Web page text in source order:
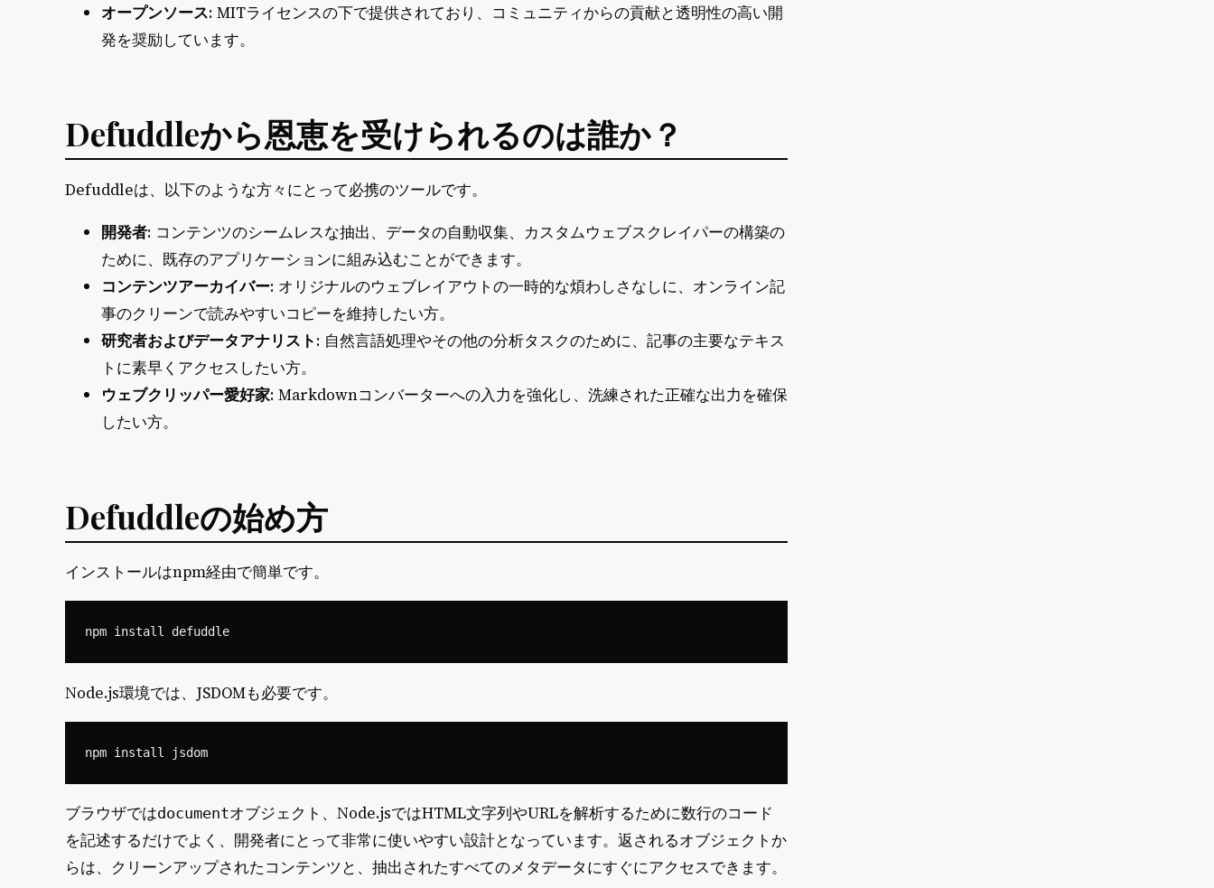
オープンソース: MITライセンスの下で提供されており、コミュニティからの貢献と透明性の高い開
発を奨励しています。
Defuddleから恩恵を受けられるのは誰か？
Defuddleは、以下のような方々にとって必携のツールです。
開発者: コンテンツのシームレスな抽出、データの自動収集、カスタムウェブスクレイパーの構築の
ために、既存のアプリケーションに組み込むことができます。
コンテンツアーカイバー: オリジナルのウェブレイアウトの一時的な煩わしさなしに、オンライン記
事のクリーンで読みやすいコピーを維持したい方。
研究者およびデータアナリスト: 自然言語処理やその他の分析タスクのために、記事の主要なテキス
トに素早くアクセスしたい方。
ウェブクリッパー愛好家: Markdownコンバーターへの入力を強化し、洗練された正確な出力を確保
したい方。
Defuddleの始め方
インストールはnpm経由で簡単です。
Node.js環境では、JSDOMも必要です。
ブラウザではdocumentオブジェクト、Node.jsではHTML文字列やURLを解析するために数行のコード
を記述するだけでよく、開発者にとって非常に使いやすい設計となっています。返されるオブジェクトか
らは、クリーンアップされたコンテンツと、抽出されたすべてのメタデータにすぐにアクセスできます。